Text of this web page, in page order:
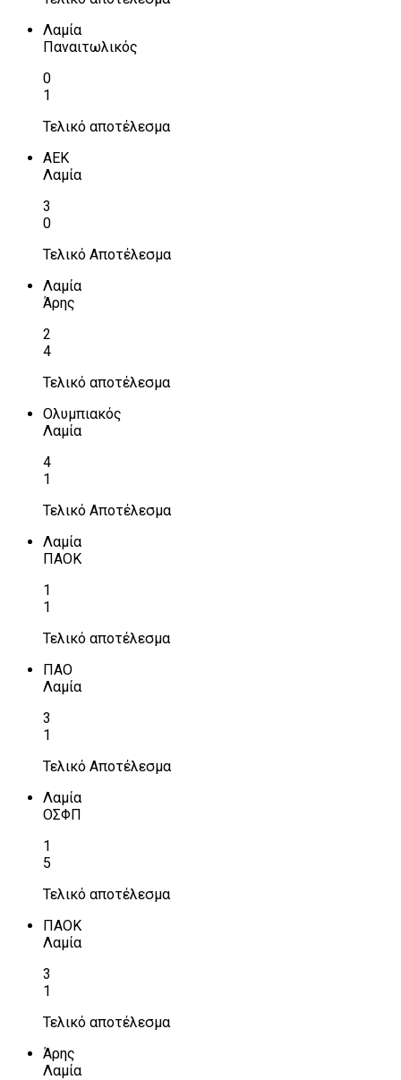
Λαμία
Παναιτωλικός
0
1
Τελικό αποτέλεσμα
ΑΕΚ
Λαμία
3
0
Τελικό Αποτέλεσμα
Λαμία
Άρης
2
4
Τελικό αποτέλεσμα
Ολυμπιακός
Λαμία
4
1
Τελικό Αποτέλεσμα
Λαμία
ΠΑΟΚ
1
1
Τελικό αποτέλεσμα
ΠΑΟ
Λαμία
3
1
Τελικό Αποτέλεσμα
Λαμία
ΟΣΦΠ
1
5
Τελικό αποτέλεσμα
ΠΑΟΚ
Λαμία
3
1
Τελικό αποτέλεσμα
Άρης
Λαμία